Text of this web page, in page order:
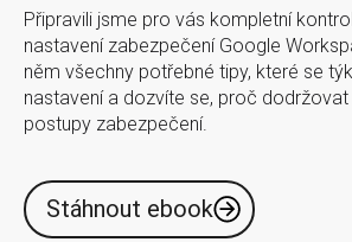
Připravili jsme pro vás kompletní
nastavení zabezpečení Google
něm všechny potřebné tipy, které se
nastavení a dozvíte se, proč
postupy zabezpečení.
Stáhnout ebook